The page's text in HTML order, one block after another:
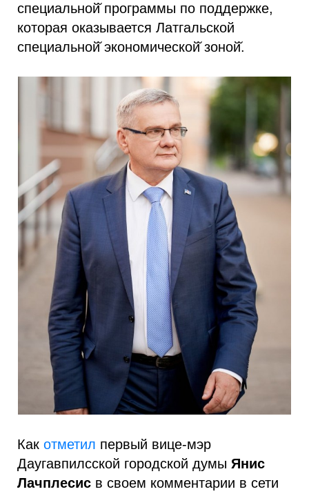
специальной̆ программы по поддержке,
которая оказывается Латгальской
специальной̆ экономической̆ зоной̆.
Как отметил первый вице-мэр
Даугавпилсской городской думы Янис
Лачплесис в своем комментарии в сети